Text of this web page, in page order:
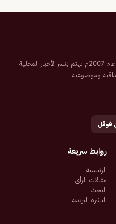
صحيفة إلكترونية سعودية تم تأسيسها عام 2007م تهتم بنشر الأخبار المحلية
وموضوعية
قوقل
روابط سريعة
الرئيسية
مقالات الرأي
البحث
النشرة البريدية